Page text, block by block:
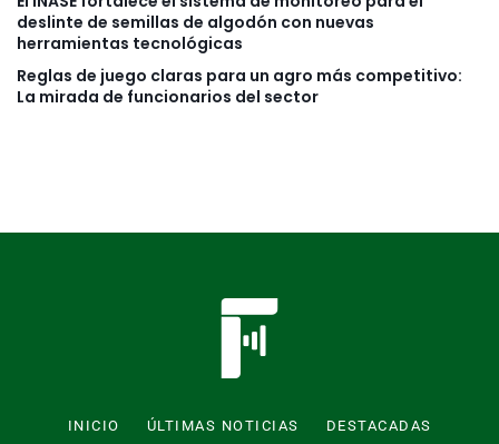
deslinte de semillas de algodón con nuevas
herramientas tecnológicas
Reglas de juego claras para un agro más competitivo:
La mirada de funcionarios del sector
INICIO ÚLTIMAS NOTICIAS DESTACADAS